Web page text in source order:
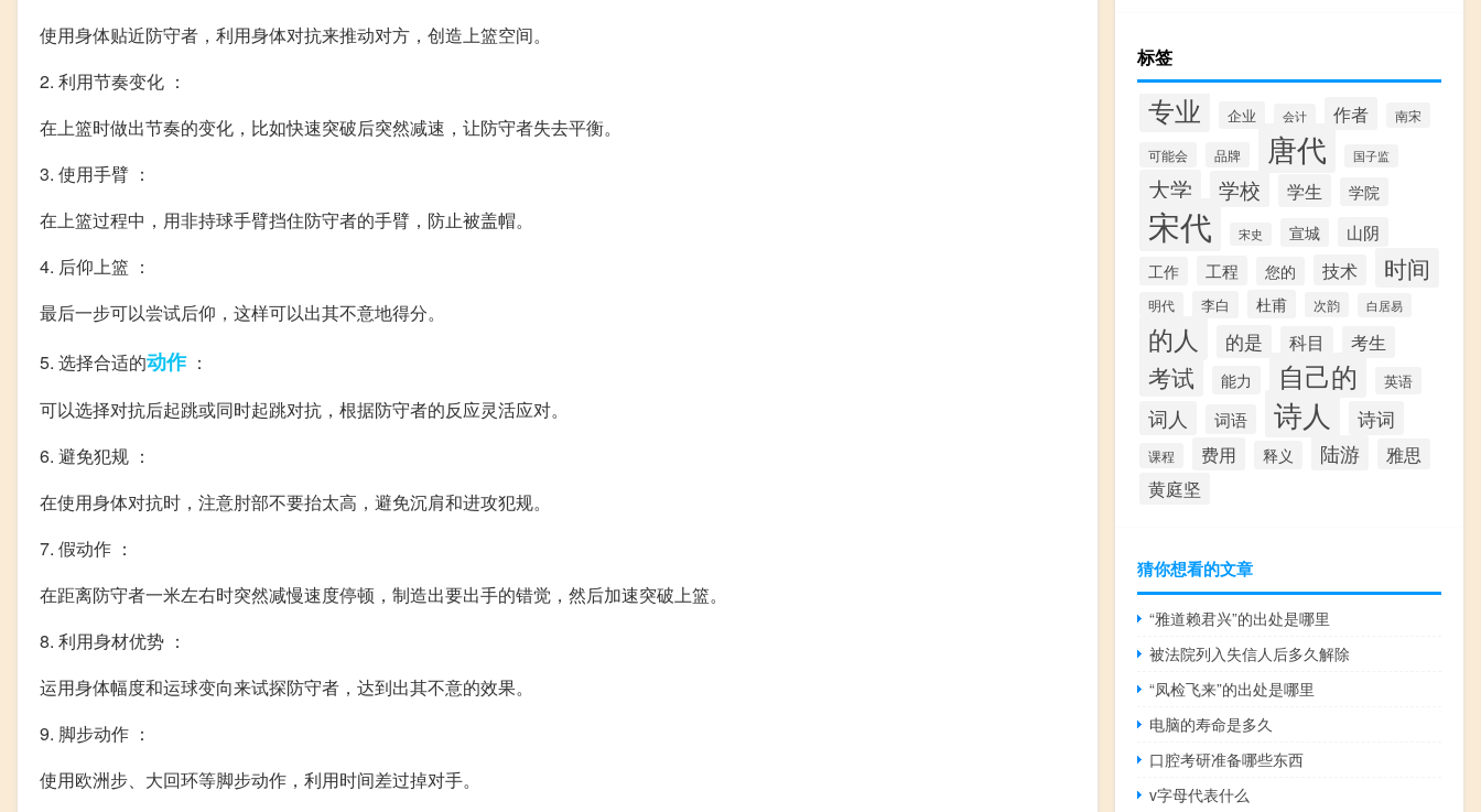
使用身体贴近防守者，利用身体对抗来推动对方，创造上篮空间。
2. 利用节奏变化 ：
在上篮时做出节奏的变化，比如快速突破后突然减速，让防守者失去平衡。
3. 使用手臂 ：
在上篮过程中，用非持球手臂挡住防守者的手臂，防止被盖帽。
4. 后仰上篮 ：
最后一步可以尝试后仰，这样可以出其不意地得分。
5. 选择合适的动作：
可以选择对抗后起跳或同时起跳对抗，根据防守者的反应灵活应对。
6. 避免犯规 ：
在使用身体对抗时，注意肘部不要抬太高，避免沉肩和进攻犯规。
7. 假动作 ：
在距离防守者一米左右时突然减慢速度停顿，制造出要出手的错觉，然后加速突破上篮。
8. 利用身材优势 ：
运用身体幅度和运球变向来试探防守者，达到出其不意的效果。
9. 脚步动作 ：
使用欧洲步、大回环等脚步动作，利用时间差过掉对手。
标签
专业 企业 会计 作者 南宋
可能会 品牌 唐代 国子监
大学 学校 学生 学院
宋代 宋史 宣城 山阴
工作 工程 您的 技术 时间
明代 李白 杜甫 次韵 白居易
的人 的是 科目 考生
考试 能力 自己的 英语
词人 词语 诗人 诗词
课程 费用 释义 陆游 雅思
黄庭坚
猜你想看的文章
“雅道赖君兴”的出处是哪里
被法院列入失信人后多久解除
“凤检飞来”的出处是哪里
电脑的寿命是多久
口腔考研准备哪些东西
v字母代表什么